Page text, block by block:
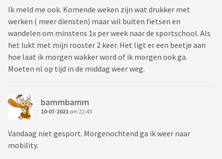
Ik meld me ook. Komende weken zijn wat drukker met
werken ( meer diensten) maar wil buiten fietsen en
wandelen om minstens 1x per week naar de sportschool. Als
het lukt met mijn rooster 2 keer. Het ligt er een beetje aan
hoe laat ik morgen wakker word of ik morgen ook ga.
Moeten nl op tijd in de middag weer weg.
bammbamm
10-07-2021 om 22:43
Vandaag niet gesport. Morgenochtend ga ik weer naar
mobility.